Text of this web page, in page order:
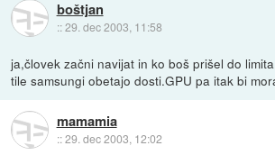
boštjan
::29. dec 2003, 11:58
ja,človek začni navijat in ko boš prišel do
tile samsungi obetajo dosti.GPU pa itak bi
mamamia
::29. dec 2003, 12:02